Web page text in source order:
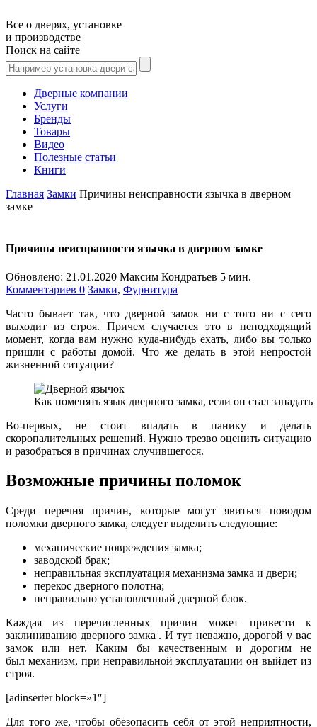
Все о дверях, установке
и производстве
Поиск на сайте
Дверные компании
Услуги
Бренды
Товары
Видео
Полезные статьи
Книги
Главная Замки Причины неисправности язычка в дверном
замке
Причины неисправности язычка в дверном замке
Обновлено: 21.01.2020 Максим Кондратьев 5 мин.
Комментариев 0 Замки, Фурнитура
Часто бывает так, что дверной замок ни с того ни с сего
выходит из строя. Причем случается это в неподходящий
момент, когда вам нужно куда-нибудь ехать, либо вы только
пришли с работы домой. Что же делать в этой непростой
жизненной ситуации?
Как поменять язык дверного замка, если он стал западать
Во-первых, не стоит впадать в панику и делать
скоропалительных решений. Нужно трезво оценить ситуацию
и разобраться в причинах случившегося.
Возможные причины поломок
Среди перечня причин, которые могут явиться поводом
поломки дверного замка, следует выделить следующие:
механические повреждения замка;
заводской брак;
неправильная эксплуатация механизма замка и двери;
перекос дверного полотна;
неправильно установленный дверной блок.
Каждая из перечисленных причин может привести к
заклиниванию дверного замка . И тут неважно, дорогой у вас
замок или нет. Каким бы качественным и дорогим не
был механизм, при неправильной эксплуатации он выйдет из
строя.
[adinserter block=»1″]
Для того же, чтобы обезопасить себя от этой неприятности,